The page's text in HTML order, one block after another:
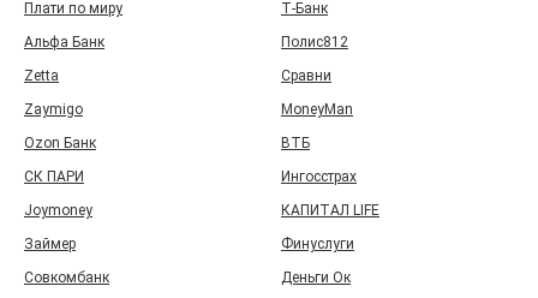
Плати по миру
Т‑Банк
Альфа Банк
Полис812
Zetta
Сравни
Zaymigo
MoneyMan
Ozon Банк
ВТБ
СК ПАРИ
Ингосстрах
Joymoney
КАПИТАЛ LIFE
Займер
Финуслуги
Совкомбанк
Деньги Ок